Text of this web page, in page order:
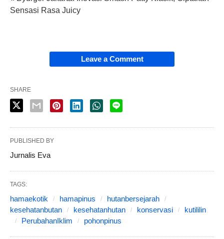
Sensasi Rasa Juicy
Leave a Comment
SHARE
PUBLISHED BY
Jurnalis Eva
TAGS:
hamaekotik hamapinus
hutanbersejarah
kesehatanbutan
kesehatanhutan konservasi
kutililin
PerubahanIklim
pohonpinus